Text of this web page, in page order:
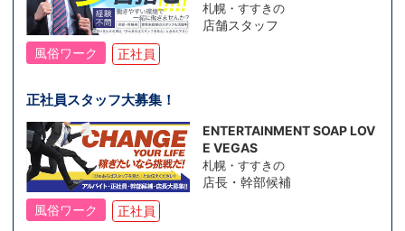
札幌・すすきの
店舗スタッフ
風俗ワーク
正社員
正社員スタッフ大募集！
ENTERTAINMENT SOAP LOV
E VEGAS
札幌・すすきの
店長・幹部候補
風俗ワーク
正社員